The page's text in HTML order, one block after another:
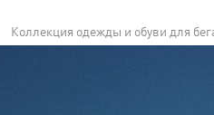
Коллекция одежды и обуви для